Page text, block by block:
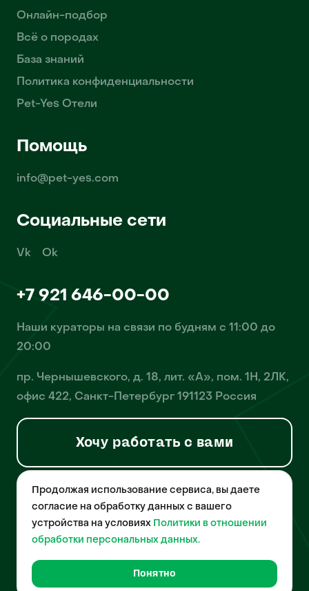
Онлайн-подбор
Всё о породах
База знаний
Политика конфиденциальности
Pet-Yes Отели
Помощь
info@pet-yes.com
Социальные сети
Vk Ok
+7 921 646-00-00
Наши кураторы на связи по будням с 11:00 до
20:00
пр. Чернышевского, д. 18, лит. «А», пом. 1Н, 2ЛК,
офис 422, Санкт-Петербург 191123 Россия
Хочу работать с вами
© 2026 Pet-Yes. ООО «Биржа домашних животных «Пет-Ес»
осуществляет деятельность в области информационных
технологий, деятельность по разработке и эксплуатации
собственного программного обеспечения, деятельность
порталов в информационно-коммуникационной сети Интернет и
домашних животных», свидетельство о регистрации
№2021612018 от 10 февраля 2021 года.
Продолжая использование сервиса, вы даете
согласие на обработку данных с вашего
устройства на условиях Политики в отношении
обработки персональных данных.
Понятно